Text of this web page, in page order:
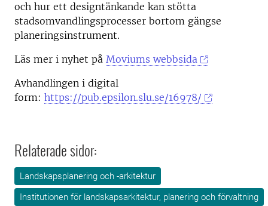
och hur ett designtänkande kan stötta
stadsomvandlingsprocesser bortom gängse
planeringsinstrument.
Läs mer i nyhet på Moviums webbsida
Avhandlingen i digital
form: https://pub.epsilon.slu.se/16978/
Relaterade sidor:
Landskapsplanering och -arkitektur
Institutionen för landskapsarkitektur, planering och förvaltning